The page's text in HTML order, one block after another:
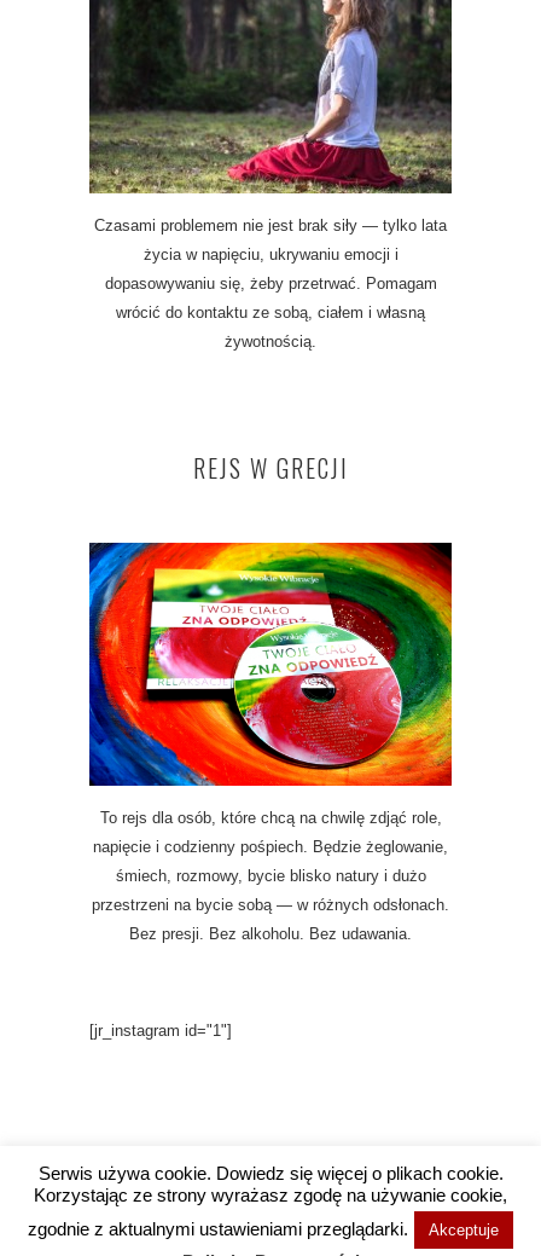
Czasami problemem nie jest brak siły — tylko lata
życia w napięciu, ukrywaniu emocji i
dopasowywaniu się, żeby przetrwać. Pomagam
wrócić do kontaktu ze sobą, ciałem i własną
żywotnością.
REJS W GRECJI
To rejs dla osób, które chcą na chwilę zdjąć role,
napięcie i codzienny pośpiech. Będzie żeglowanie,
śmiech, rozmowy, bycie blisko natury i dużo
przestrzeni na bycie sobą — w różnych odsłonach.
Bez presji. Bez alkoholu. Bez udawania.
[jr_instagram id="1"]
Copyright @ 2016 Wysokie Wibracje / Projekt i
wykonanie
Agencja Social Media Wrocław
Serwis używa cookie. Dowiedz się więcej o plikach cookie.
Korzystając ze strony wyrażasz zgodę na używanie cookie,
zgodnie z aktualnymi ustawieniami przeglądarki.
Akceptuje